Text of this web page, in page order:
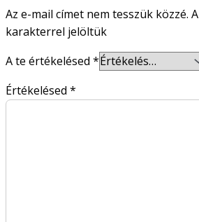
Az e-mail címet nem tesszük közzé.
karakterrel jelöltük
A te értékelésed *
Értékelésed *